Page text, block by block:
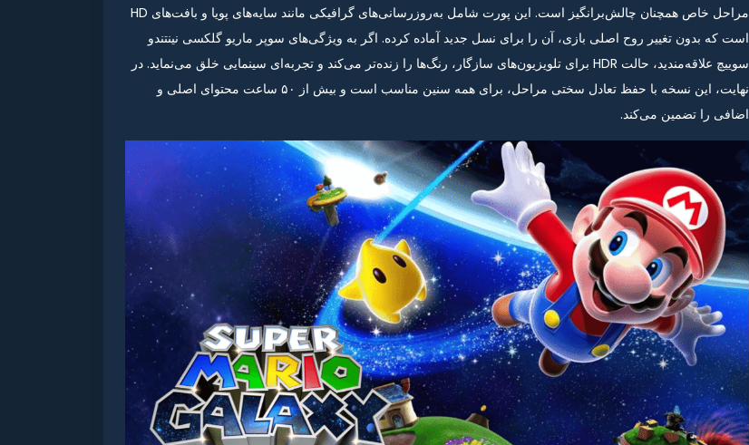
مراحل خاص همچنان چالش‌برانگیز است. این پورت شامل به‌روزرسانی‌های گرافیکی مانند سایه‌های پویا و بافت‌های HD
است که بدون تغییر روح اصلی بازی، آن را برای نسل جدید آماده کرده. اگر به ویژگی‌های سوپر ماریو گلکسی نینتندو
سوییچ علاقه‌مندید، حالت HDR برای تلویزیون‌های سازگار، رنگ‌ها را زنده‌تر می‌کند و تجربه‌ای سینمایی خلق می‌نماید. در
نهایت، این نسخه با حفظ تعادل سختی مراحل، برای همه سنین مناسب است و بیش از ۵۰ ساعت محتوای اصلی و
اضافی را تضمین می‌کند.